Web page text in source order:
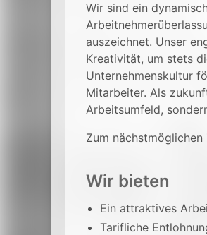
Wir sind ein
auszeichnet. Unser
Kreativität, um stets
Unternehmenskultur
Mitarbeiter. Als
Arbeitsumfeld,
Zum
Wir bieten
Ein attraktives
Tarifliche